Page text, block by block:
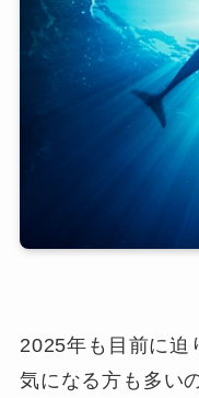
2025年も目前に迫
気になる方も多い